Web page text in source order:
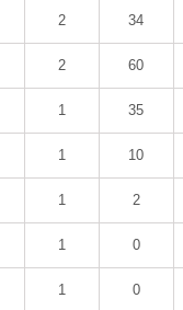
2 34
2 60
1 35
1 10
1 2
1 0
1 0